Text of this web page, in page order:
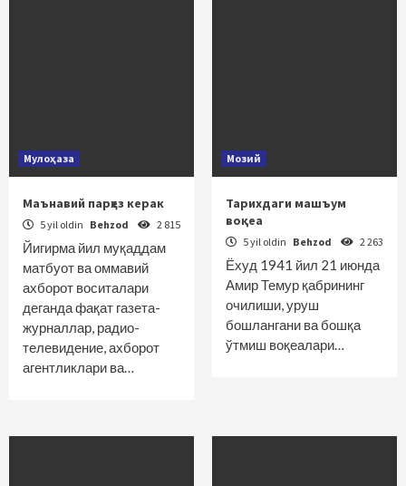
Мулоҳаза
Маънавий парҳез керак
5 yil oldin Behzod 2 815
Йигирма йил муқаддам
матбуот ва оммавий
ахборот воситалари
деганда фақат газета-
журналлар, радио-
телевидение, ахборот
агентликлари ва…
Мозий
Тарихдаги машъум
воқеа
5 yil oldin Behzod 2 263
Ёхуд 1941 йил 21 июнда
Амир Темур қабрининг
очилиши, уруш
бошлангани ва бошқа
ўтмиш воқеалари…